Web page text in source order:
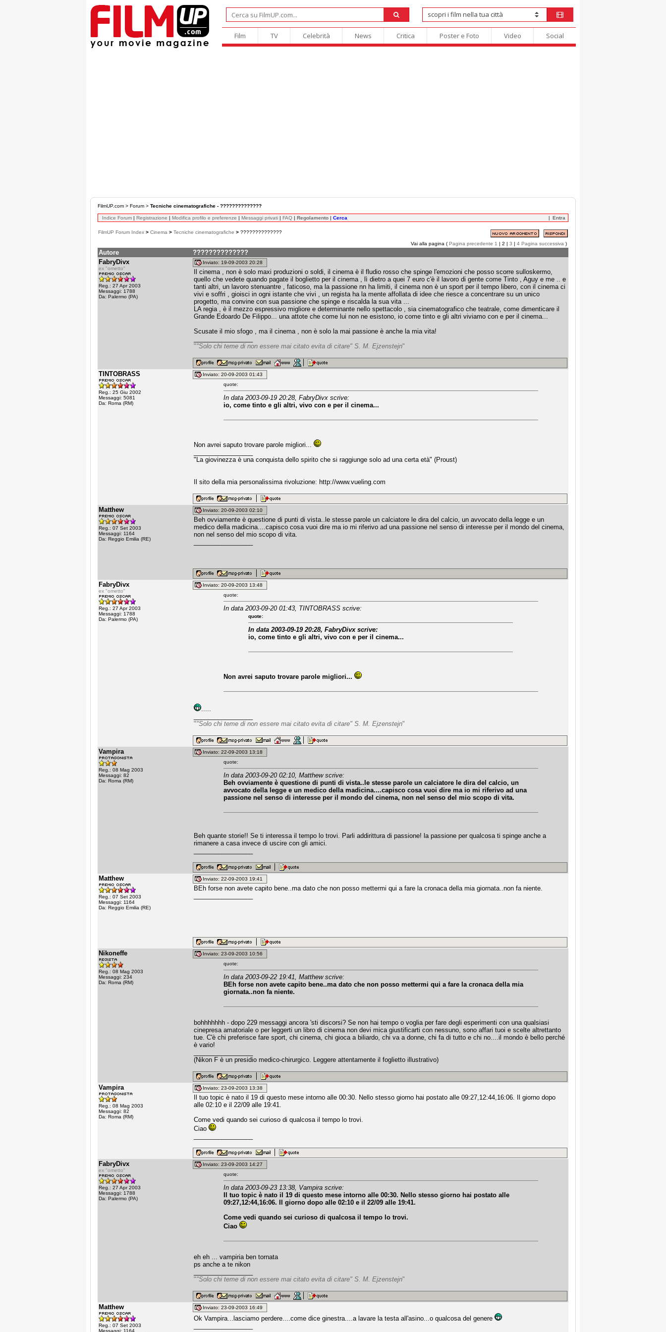
Film TV Celebrità News Critica Poster e Foto Video Social
FilmUP.com > Forum > Tecniche cinematografiche - ??????????????
Indice Forum | Registrazione | Modifica profilo e preferenze | Messaggi privati | FAQ | Regolamento | Cerca Entra
FilmUP Forum Index > Cinema > Tecniche cinematografiche > ??????????????
Vai alla pagina ( Pagina precedente 1 | 2 | 3 | 4 Pagina successiva )
Autore
??????????????
FabryDivx
ex "ometto"
Reg.: 27 Apr 2003
Messaggi: 1788
Da: Palermo (PA)
Inviato: 19-09-2003 20:28
Il cinema , non è solo maxi produzioni o soldi, il cinema è il fludio rosso che spinge l'emozioni che posso scorre sulloskermo,
quello che vedete quando pagate il boglietto per il cinema , lì dietro a quei 7 euro c'è il lavoro di gente come Tinto , Aguy e me .. e
tanti altri, un lavoro stenuantre , faticoso, ma la passione nn ha limiti, il cinema non è un sport per il tempo libero, con il cinema ci
vivi e soffri , gioisci in ogni istante che vivi , un regista ha la mente affollata di idee che riesce a concentrare su un unico
progetto, ma convine con sua passione che spinge e riscalda la sua vita ...
LA regia , è il mezzo espressivo migliore e determinante nello spettacolo , sia cinematografico che teatrale, come dimenticare il
Grande Edoardo De Filippo... una attote che come lui non ne esistono, io come tinto e gli altri viviamo con e per il cinema...
Scusate il mio sfogo , ma il cinema , non è solo la mai passione è anche la mia vita!
""Solo chi teme di non essere mai citato evita di citare" S. M. Ejzenstejn"
TINTOBRASS
Reg.: 25 Giu 2002
Messaggi: 5081
Da: Roma (RM)
Inviato: 20-09-2003 01:43
quote:
In data 2003-09-19 20:28, FabryDivx scrive:
io, come tinto e gli altri, vivo con e per il cinema...
Non avrei saputo trovare parole migliori...
"La giovinezza è una conquista dello spirito che si raggiunge solo ad una certa età" (Proust)
Il sito della mia personalissima rivoluzione: http://www.vueling.com
Matthew
Reg.: 07 Set 2003
Messaggi: 1164
Da: Reggio Emilia (RE)
Inviato: 20-09-2003 02:10
Beh ovviamente è questione di punti di vista..le stesse parole un calciatore le dira del calcio, un avvocato della legge e un
medico della madicina....capisco cosa vuoi dire ma io mi riferivo ad una passione nel senso di interesse per il mondo del cinema,
non nel senso del mio scopo di vita.
FabryDivx
ex "ometto"
Reg.: 27 Apr 2003
Messaggi: 1788
Da: Palermo (PA)
Inviato: 20-09-2003 13:48
quote:
In data 2003-09-20 01:43, TINTOBRASS scrive:
quote:
In data 2003-09-19 20:28, FabryDivx scrive:
io, come tinto e gli altri, vivo con e per il cinema...
Non avrei saputo trovare parole migliori...
.....
""Solo chi teme di non essere mai citato evita di citare" S. M. Ejzenstejn"
Vampira
Reg.: 08 Mag 2003
Messaggi: 82
Da: Roma (RM)
Inviato: 22-09-2003 13:18
quote:
In data 2003-09-20 02:10, Matthew scrive:
Beh ovviamente è questione di punti di vista..le stesse parole un calciatore le dira del calcio, un
avvocato della legge e un medico della madicina....capisco cosa vuoi dire ma io mi riferivo ad una
passione nel senso di interesse per il mondo del cinema, non nel senso del mio scopo di vita.
Beh quante storie!! Se ti interessa il tempo lo trovi. Parli addirittura di passione! la passione per qualcosa ti spinge anche a
rimanere a casa invece di uscire con gli amici.
Matthew
Reg.: 07 Set 2003
Messaggi: 1164
Da: Reggio Emilia (RE)
Inviato: 22-09-2003 19:41
BEh forse non avete capito bene..ma dato che non posso mettermi qui a fare la cronaca della mia giornata..non fa niente.
Nikoneffe
Reg.: 08 Mag 2003
Messaggi: 234
Da: Roma (RM)
Inviato: 23-09-2003 10:56
quote:
In data 2003-09-22 19:41, Matthew scrive:
BEh forse non avete capito bene..ma dato che non posso mettermi qui a fare la cronaca della mia
giornata..non fa niente.
bohhhhhhh - dopo 229 messaggi ancora 'sti discorsi? Se non hai tempo o voglia per fare degli esperimenti con una qualsiasi
cinepresa amatoriale o per leggerti un libro di cinema non devi mica giustificarti con nessuno, sono affari tuoi e scelte altrettanto
tue. C'è chi preferisce fare sport, chi cinema, chi gioca a biliardo, chi va a donne, chi fa di tutto e chi no....il mondo è bello perché
è vario!
(Nikon F è un presidio medico-chirurgico. Leggere attentamente il foglietto illustrativo)
Vampira
Reg.: 08 Mag 2003
Messaggi: 82
Da: Roma (RM)
Inviato: 23-09-2003 13:38
Il tuo topic è nato il 19 di questo mese intorno alle 00:30. Nello stesso giorno hai postato alle 09:27,12:44,16:06. Il giorno dopo
alle 02:10 e il 22/09 alle 19:41.
Come vedi quando sei curioso di qualcosa il tempo lo trovi.
Ciao
FabryDivx
ex "ometto"
Reg.: 27 Apr 2003
Messaggi: 1788
Da: Palermo (PA)
Inviato: 23-09-2003 14:27
quote:
In data 2003-09-23 13:38, Vampira scrive:
Il tuo topic è nato il 19 di questo mese intorno alle 00:30. Nello stesso giorno hai postato alle
09:27,12:44,16:06. Il giorno dopo alle 02:10 e il 22/09 alle 19:41.
Come vedi quando sei curioso di qualcosa il tempo lo trovi.
Ciao
eh eh ... vampiria ben tornata
ps anche a te nikon
""Solo chi teme di non essere mai citato evita di citare" S. M. Ejzenstejn"
Matthew
Reg.: 07 Set 2003
Messaggi: 1164
Inviato: 23-09-2003 16:49
Ok Vampira...lasciamo perdere....come dice ginestra....a lavare la testa all'asino...o qualcosa del genere